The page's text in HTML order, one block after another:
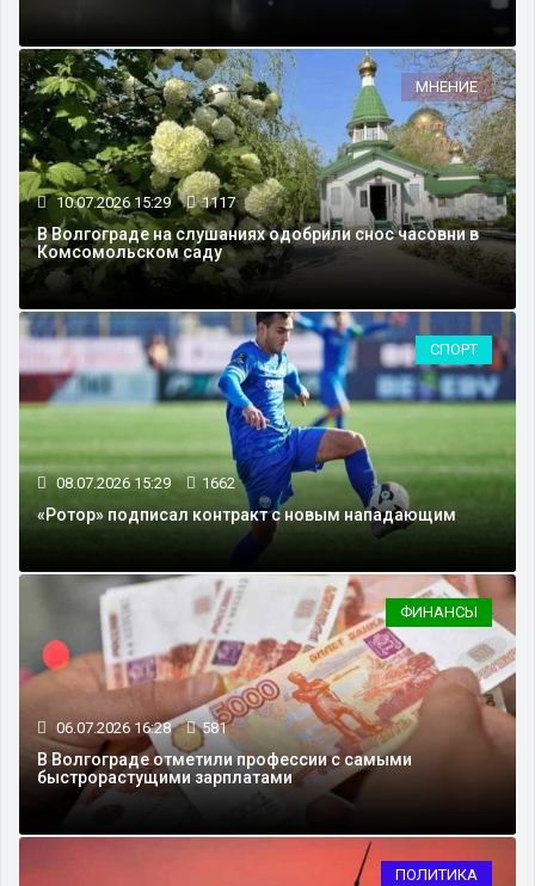
МНЕНИЕ
10.07.2026 15:29 1117
В Волгограде на слушаниях одобрили снос часовни в
Комсомольском саду
СПОРТ
08.07.2026 15:29 1662
«Ротор» подписал контракт с новым нападающим
ФИНАНСЫ
06.07.2026 16:28 581
В Волгограде отметили профессии с самыми
быстрорастущими зарплатами
ПОЛИТИКА